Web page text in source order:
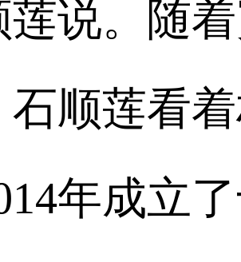
莲说。随
石顺莲看
年成立